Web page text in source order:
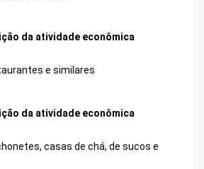
da atividade econômica
e similares
da atividade econômica
casas de chá, de sucos e